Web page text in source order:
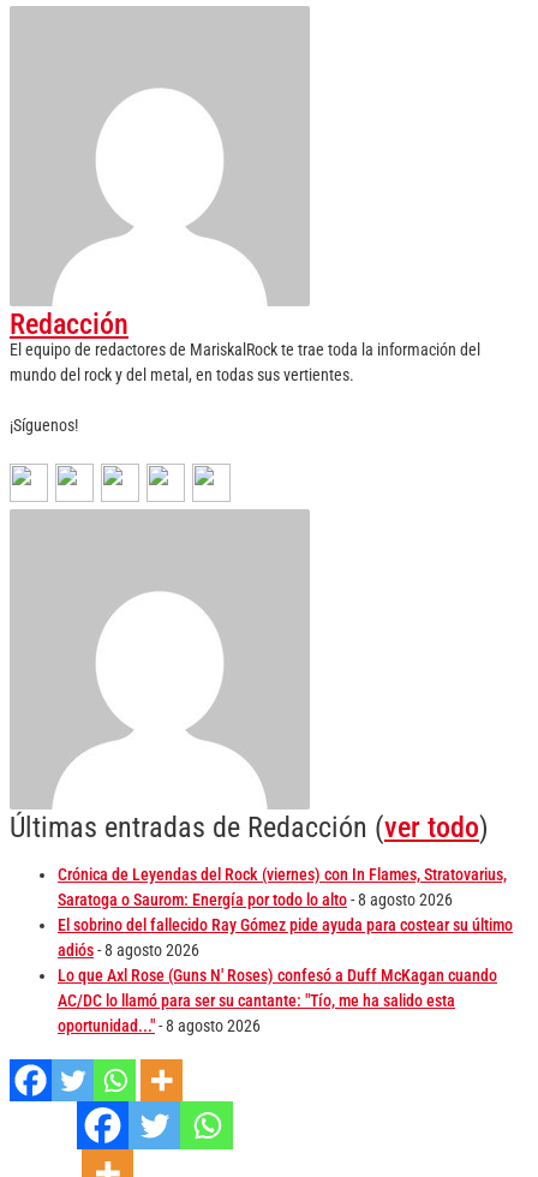
Redacción
El equipo de redactores de MariskalRock te trae toda la información del
mundo del rock y del metal, en todas sus vertientes.
¡Síguenos!
Últimas entradas de Redacción (ver todo)
Crónica de Leyendas del Rock (viernes) con In Flames, Stratovarius,
Saratoga o Saurom: Energía por todo lo alto- 8 agosto 2026
El sobrino del fallecido Ray Gómez pide ayuda para costear su último
adiós- 8 agosto 2026
Lo que Axl Rose (Guns N' Roses) confesó a Duff McKagan cuando
AC/DC lo llamó para ser su cantante: "Tío, me ha salido esta
oportunidad..."- 8 agosto 2026